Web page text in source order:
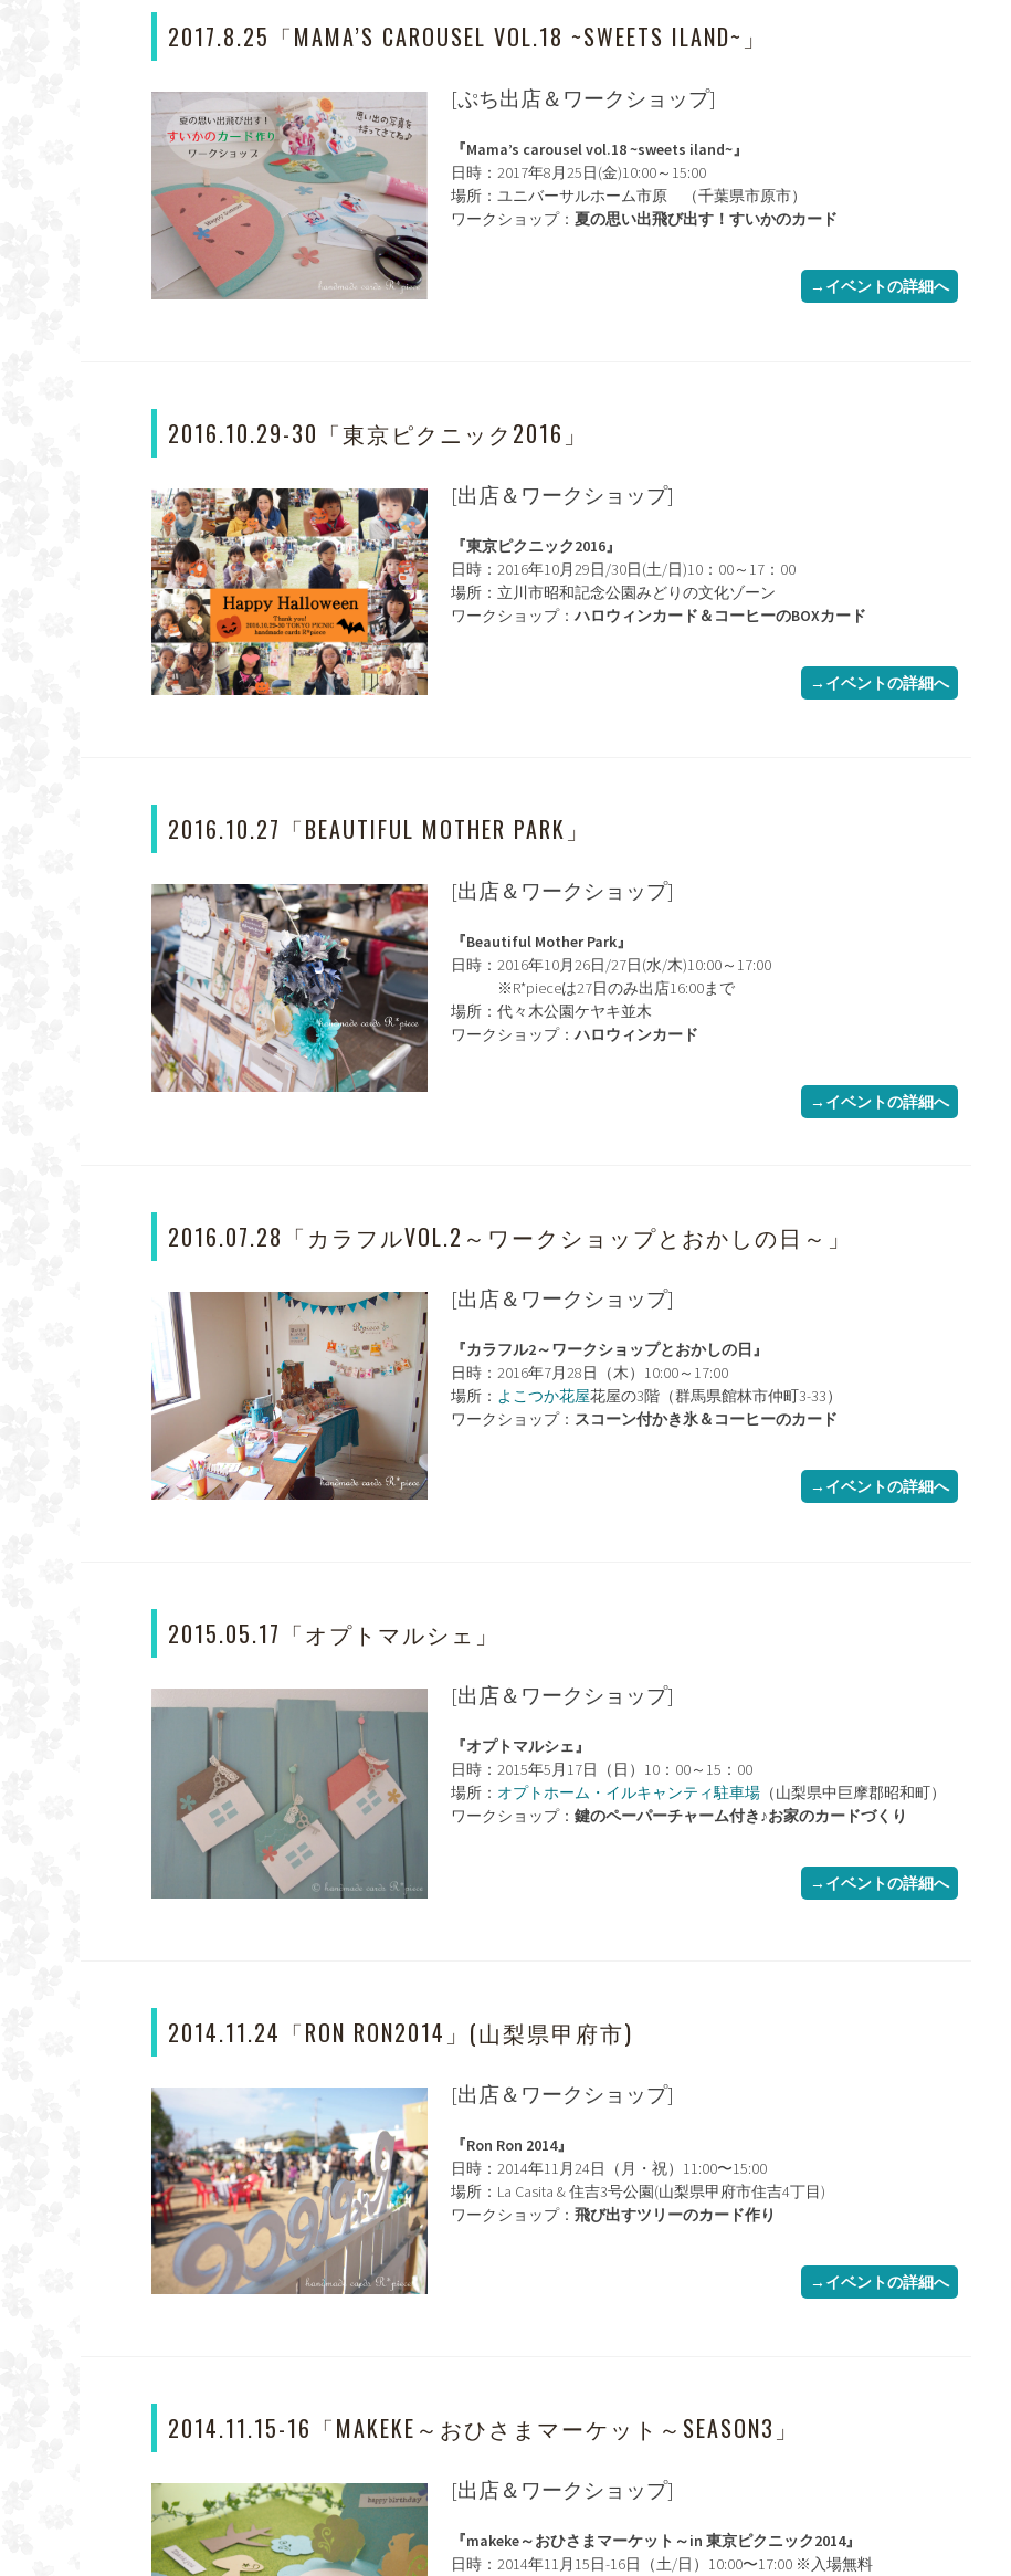
2017.8.25「MAMA’S CAROUSEL VOL.18 ~SWEETS ILAND~」
[ぷち出店＆ワークショップ]
『Mama’s carousel vol.18 ~sweets iland~』
日時：2017年8月25日(金)10:00～15:00
場所：ユニバーサルホーム市原 （千葉県市原市）
ワークショップ： 夏の思い出飛び出す！すいかのカード
→イベントの詳細へ
2016.10.29-30「東京ピクニック2016」
[出店＆ワークショップ]
『東京ピクニック2016』
日時：2016年10月29日/30日(土/日)10：00～17：00
場所：立川市昭和記念公園みどりの文化ゾーン
ワークショップ： ハロウィンカード＆コーヒーのBOXカード
→イベントの詳細へ
2016.10.27「BEAUTIFUL MOTHER PARK」
[出店＆ワークショップ]
『Beautiful Mother Park』
日時：2016年10月26日/27日(水/木)10:00～17:00
※R*pieceは27日のみ出店16:00まで
場所：代々木公園ケヤキ並木
ワークショップ： ハロウィンカード
→イベントの詳細へ
2016.07.28「カラフルVOL.2～ワークショップとおかしの日～」
[出店＆ワークショップ]
『カラフル2～ワークショップとおかしの日』
日時：2016年7月28日（木）10:00～17:00
場所： よこつか花屋花屋の3階（群馬県館林市仲町3-33）
ワークショップ： スコーン付かき氷＆コーヒーのカード
→イベントの詳細へ
2015.05.17「オプトマルシェ」
[出店＆ワークショップ]
『オプトマルシェ』
日時：2015年5月17日（日）10：00～15：00
場所： オプトホーム・イルキャンティ駐車場 （山梨県中巨摩郡昭和町）
ワークショップ： 鍵のペーパーチャーム付き♪お家のカードづくり
→イベントの詳細へ
2014.11.24「RON RON2014」(山梨県甲府市)
[出店＆ワークショップ]
『Ron Ron 2014』
日時：2014年11月24日（月・祝）11:00〜15:00
場所：La Casita & 住吉3号公園(山梨県甲府市住吉4丁目)
ワークショップ： 飛び出すツリーのカード作り
→イベントの詳細へ
2014.11.15-16「MAKEKE～おひさまマーケット～SEASON3」
[出店＆ワークショップ]
『makeke～おひさまマーケット～in 東京ピクニック2014』
日時：2014年11月15日-16日（土/日）10:00〜17:00 ※入場無料